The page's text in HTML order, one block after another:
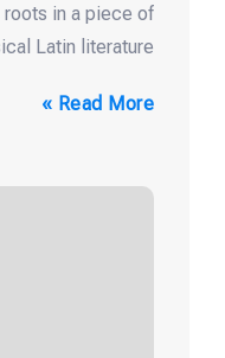
in a piece of
Latin literature.
Read More »